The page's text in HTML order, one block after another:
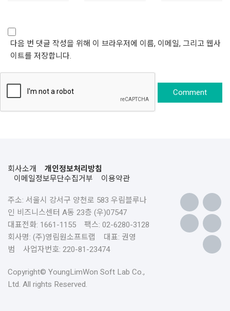
다음 번 댓글 작성을 위해 이 브라우저에 이름, 이메일, 그리고 웹사
이트를 저장합니다.
회사소개
개인정보처리방침
이메일정보무단수집거부
이용약관
주소: 서울시 강서구 양천로 583 우림블루나
인 비즈니스센터 A동 23층 (우)07547
대표전화: 1661-1155 팩스: 02-6280-3128
회사명: (주)영림원소프트랩 대표: 권영
범 사업자번호: 220-81-23474
Copyright© YoungLimWon Soft Lab Co.,
Ltd. All rights Reserved.